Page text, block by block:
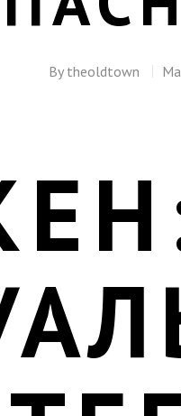
By theoldtown